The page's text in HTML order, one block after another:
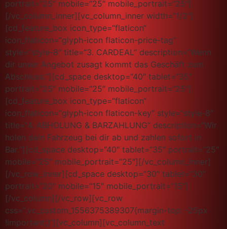
portrait=“25″ mobile=“25″ mobile_portrait=“25″]
[/vc_column_inner][vc_column_inner width=“1/2″]
[cd_feature_box icon_type=“flaticon“
icon_flaticon=“glyph-icon flaticon-price-tag“
style=“style-8″ title=“3. CARDEAL“ description=“Wenn
dir unser Angebot zusagt kommt das Geschäft zum
Abschluss.“][cd_space desktop=“40″ tablet=“35″
portrait=“25″ mobile=“25″ mobile_portrait=“25″]
[cd_feature_box icon_type=“flaticon“
icon_flaticon=“glyph-icon flaticon-key“ style=“style-8″
title=“4. ABHOLUNG & BARZAHLUNG“ description=“Wir
holen dein Fahrzeug bei dir ab und zahlen sofort in
Bar.“][cd_space desktop=“40″ tablet=“35″ portrait=“25″
mobile=“25″ mobile_portrait=“25″][/vc_column_inner]
[/vc_row_inner][cd_space desktop=“30″ tablet=“30″
portrait=“20″ mobile=“15″ mobile_portrait=“15″]
[/vc_column][/vc_row][vc_row
css=“.vc_custom_1556375389307{margin-top: -25px
!important;}“][vc_column][vc_column_text